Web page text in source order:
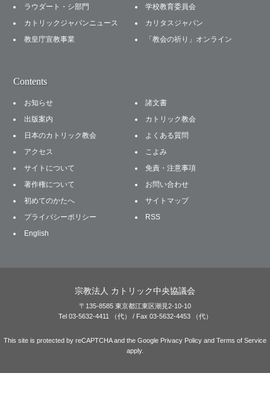
ラウダート・シ部門
学校教育委員会
カトリックジャパンニュース
カリタスジャパン
教皇庁宣教事業
「教会の祈り」オンライン
Contents
お知らせ
諸文書
出版案内
カトリック教会
日本のカトリック教会
よくある質問
アクセス
こよみ
サイトについて
免責・注意事項
著作権について
お問い合わせ
初めてのかたへ
サイトマップ
プライバシーポリシー
RSS
English
宗教法人 カトリック中央協議会
〒135-8585 東京都江東区潮見2-10-10
Tel 03-5632-4411 （代） / Fax 03-5632-4453 （代）
This site is protected by reCAPTCHA and the Google Privacy Policy and Terms of Service
apply.